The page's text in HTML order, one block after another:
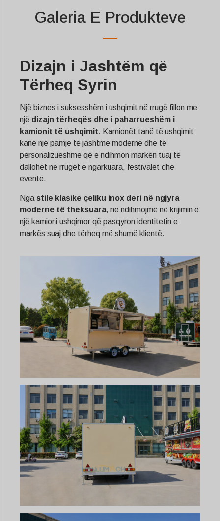
Galeria E Produkteve
Dizajn i Jashtëm që
Tërheq Syrin
Një biznes i suksesshëm i ushqimit në rrugë fillon me
një dizajn tërheqës dhe i paharrueshëm i
kamionit të ushqimit. Kamionët tanë të ushqimit
kanë një pamje të jashtme moderne dhe të
personalizueshme që e ndihmon markën tuaj të
dallohet në rrugët e ngarkuara, festivalet dhe
evente.
Nga stile klasike çeliku inox deri në ngjyra
moderne të theksuara, ne ndihmojmë në krijimin e
një kamioni ushqimor që pasqyron identitetin e
markës suaj dhe tërheq më shumë klientë.